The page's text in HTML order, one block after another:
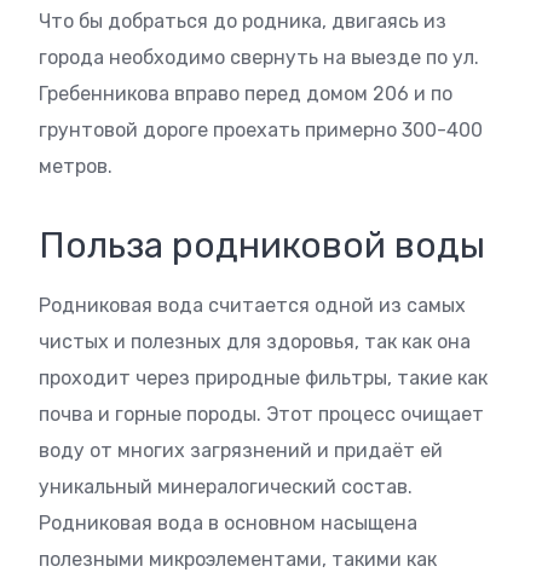
Что бы добраться до родника, двигаясь из
города необходимо свернуть на выезде по ул.
Гребенникова вправо перед домом 206 и по
грунтовой дороге проехать примерно 300-400
метров.
Польза родниковой воды
Родниковая вода считается одной из самых
чистых и полезных для здоровья, так как она
проходит через природные фильтры, такие как
почва и горные породы. Этот процесс очищает
воду от многих загрязнений и придаёт ей
уникальный минералогический состав.
Родниковая вода в основном насыщена
полезными микроэлементами, такими как